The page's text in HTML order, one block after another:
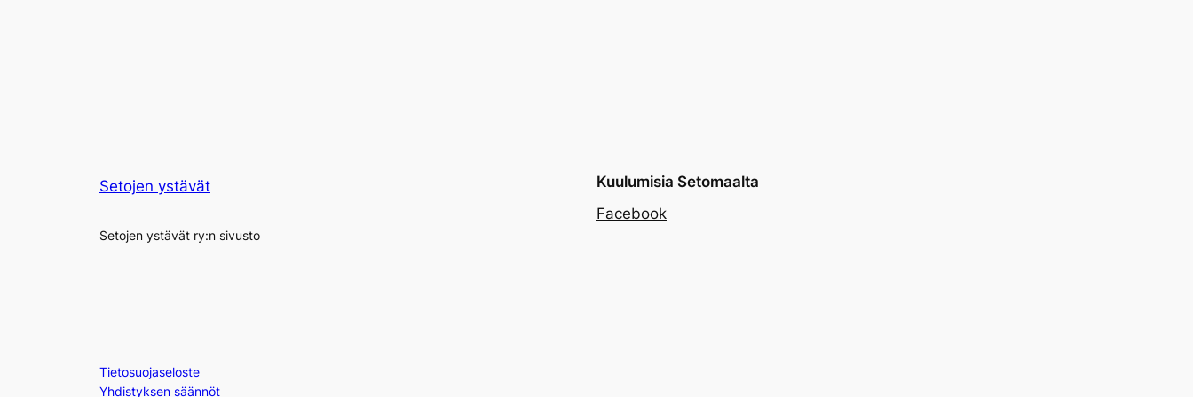
Setojen ystävät
Setojen ystävät ry:n sivusto
Kuulumisia Setomaalta
Facebook
Tietosuojaseloste
Yhdistyksen säännöt